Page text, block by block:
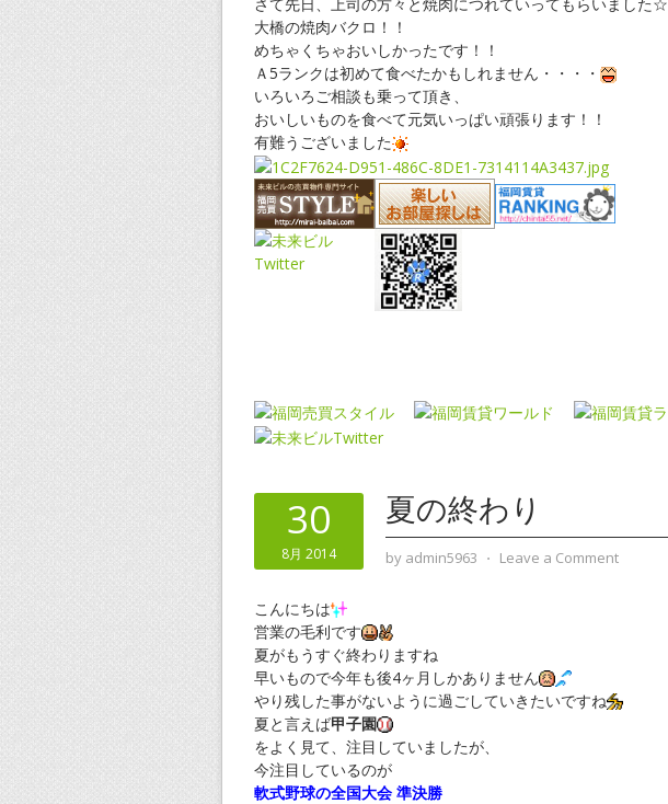
大橋の焼肉バクロ！！
めちゃくちゃおいしかったです！！
Ａ5ランクは初めて食べたかもしれません・・・・
いろいろご相談も乗って頂き、
おいしいものを食べて元気いっぱい頑張ります！！
有難うございました
30
8月 2014
夏の終わり
by admin5963 ⋅ Leave a Comment
こんにちは
営業の毛利です
夏がもうすぐ終わりますね
早いもので今年も後4ヶ月しかありません
やり残した事がないように過ごしていきたいですね
夏と言えば甲子園
をよく見て、注目していましたが、
今注目しているのが
軟式野球の全国大会 準決勝